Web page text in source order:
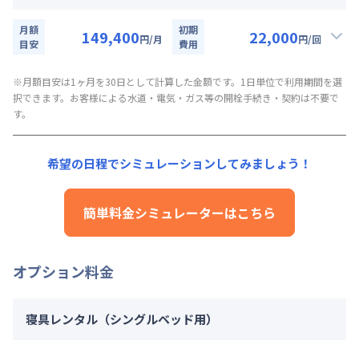
契約事務手数料
（税抜）
光熱費：
24,000円/月 (800円/日) (税抜)
清掃料：
20,000円/回 (税抜)
管理費：24,000円/月 (800円/日)
初期費用詳細料金
契約事務手数料
月額
目安
149,400円/月
初期
費用
22,000円/回
月額賃料目安詳細料金（30日利用）
賃料：99,000円/月 (3,300円/日)
光熱費：
清掃料：15,000円/回 (税抜)
その他費用詳細料金
初期費用詳細料金
契約事務手数料：5,000円/回（税抜）
※月額目安は1ヶ月を30日として計算した金額です。1日単位で利用期間を選
択できます。お客様による水道・電気・ガス等の開栓手続き・契約は不要で
す。
希望の日程でシミュレーションしてみましょう！
簡単料金シミュレーターはこちら
オプション料金
寝具レンタル（シングルベッド用）